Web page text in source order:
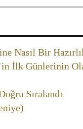
Nasıl Bir
İlk Günlerinin
Sıralandı